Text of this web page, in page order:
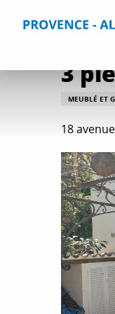
Accueil
3
MEUBLÉ ET
18